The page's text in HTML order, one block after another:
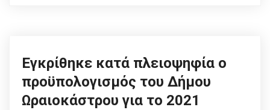
Εγκρίθηκε κατά πλειοψηφία ο
προϋπολογισμός του Δήμου
Ωραιοκάστρου για το 2021